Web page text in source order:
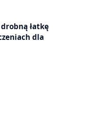
łatkę
dla